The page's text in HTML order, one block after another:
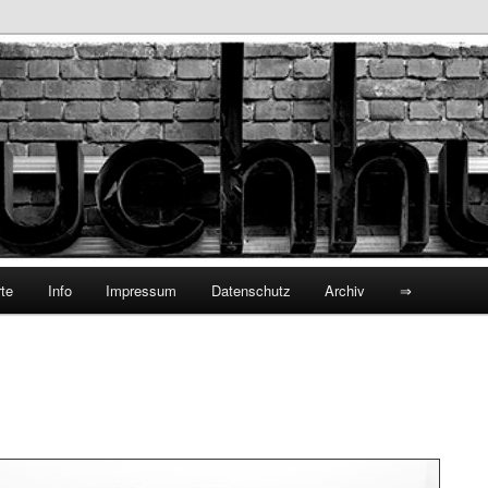
Info Impressum Datenschutz Archiv ⇒